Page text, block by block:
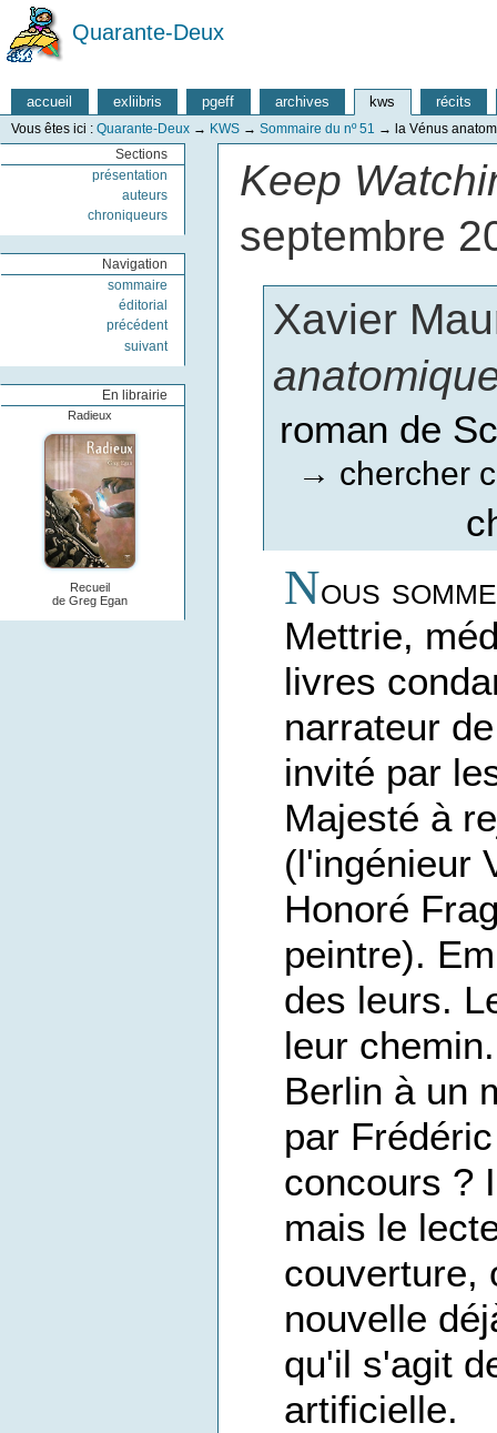
Quarante-Deux
accueil exliibris pgeff archives kws récits
Vous êtes ici : Quarante-Deux → KWS → Sommaire du nº 51 → la Vénus
Sections
présentation
auteurs
chroniqueurs
Navigation
sommaire
éditorial
précédent
suivant
En librairie
Radieux
Recueil
de Greg Egan
Keep
septembre
Xavier
roman de
→ chercher
Nous
Mettrie,
livres
narrateur
invité par
Majesté à
(l'ingénieur
Honoré
peintre).
des leurs.
leur
Berlin à un
par
concours ?
mais le
couverture,
nouvelle
qu'il s'agit
artificielle.